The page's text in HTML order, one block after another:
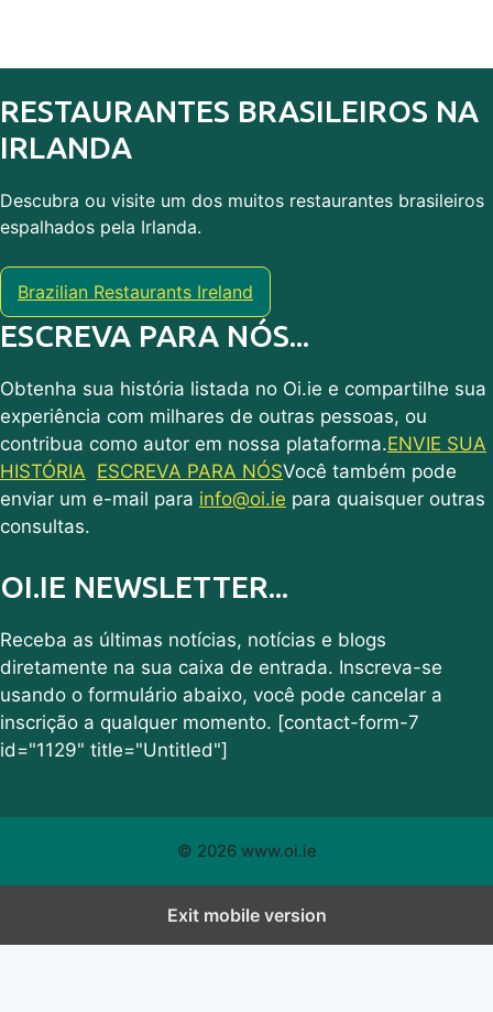
RESTAURANTES BRASILEIROS NA
IRLANDA
Descubra ou visite um dos muitos restaurantes brasileiros
espalhados pela Irlanda.
Brazilian Restaurants Ireland
ESCREVA PARA NÓS...
Obtenha sua história listada no Oi.ie e compartilhe sua
experiência com milhares de outras pessoas, ou
contribua como autor em nossa plataforma.ENVIE SUA
HISTÓRIA ESCREVA PARA NÓSVocê também pode
enviar um e-mail para info@oi.ie para quaisquer outras
consultas.
OI.IE NEWSLETTER...
Receba as últimas notícias, notícias e blogs
diretamente na sua caixa de entrada. Inscreva-se
usando o formulário abaixo, você pode cancelar a
inscrição a qualquer momento. [contact-form-7
id="1129" title="Untitled"]
© 2026 www.oi.ie
Exit mobile version